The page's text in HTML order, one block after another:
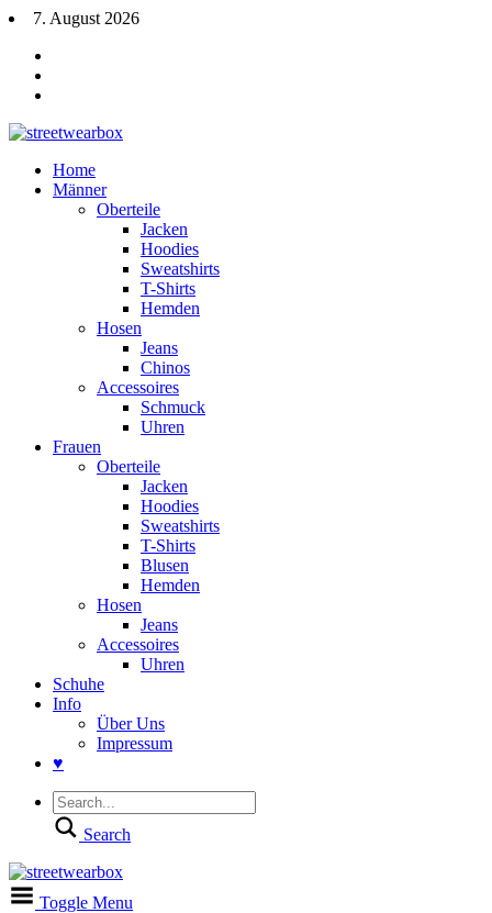
7. August 2026
Home
Männer
Oberteile
Jacken
Hoodies
Sweatshirts
T-Shirts
Hemden
Hosen
Jeans
Chinos
Accessoires
Schmuck
Uhren
Frauen
Oberteile
Jacken
Hoodies
Sweatshirts
T-Shirts
Blusen
Hemden
Hosen
Jeans
Accessoires
Uhren
Schuhe
Info
Über Uns
Impressum
♥
Search
Toggle Menu